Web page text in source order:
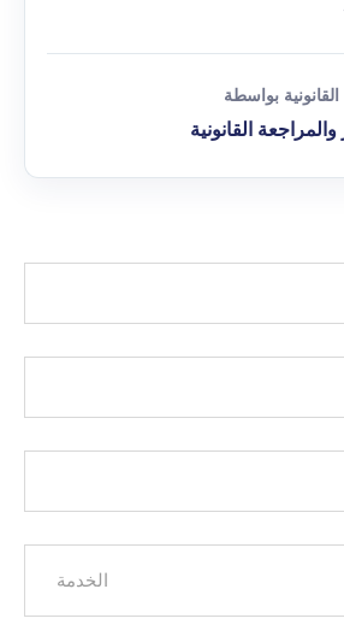
بواسطة
القانونية